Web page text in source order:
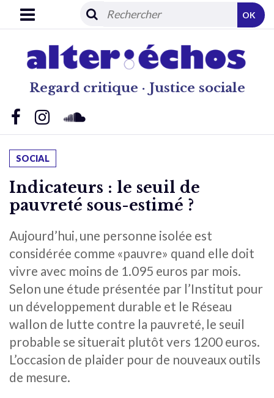
Regard critique · Justice sociale
OK
SOCIAL
Indicateurs : le seuil de
pauvreté sous-estimé ?
Aujourd’hui, une personne isolée est
considérée comme «pauvre» quand elle doit
vivre avec moins de 1.095 euros par mois.
Selon une étude présentée par l’Institut pour
un développement durable et le Réseau
wallon de lutte contre la pauvreté, le seuil
probable se situerait plutôt vers 1200 euros.
L’occasion de plaider pour de nouveaux outils
de mesure.